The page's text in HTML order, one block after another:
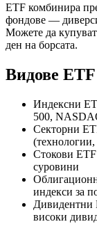
ETF комбинира
фондове —
Можете да
ден на борсата.
Видове ETF
Индексни
500,
Секторни
(технологии,
Стокови
суровини
индекси за
Дивидентни
високи